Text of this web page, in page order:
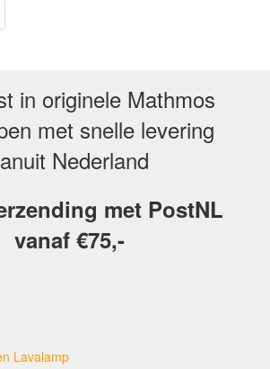
in originele Mathmos
met snelle levering
Nederland
met PostNL
vanaf €75,-
Lavalamp